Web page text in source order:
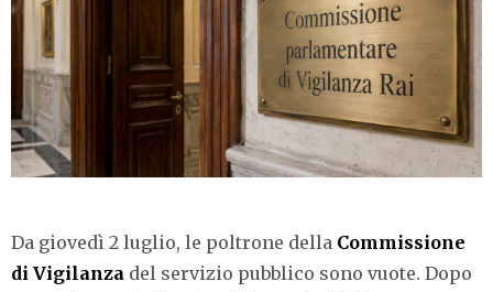
Da giovedì 2 luglio, le poltrone della Commissione
di Vigilanza del servizio pubblico sono vuote. Dopo